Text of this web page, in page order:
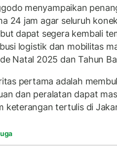
menyampaikan
24 jam agar seluruh
dapat segera kembali
logistik dan mobilitas
Natal 2025 dan Tahun
pertama adalah
dan peralatan dapat
keterangan tertulis di